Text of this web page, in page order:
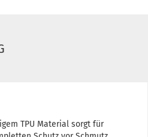
TPU Material sorgt für